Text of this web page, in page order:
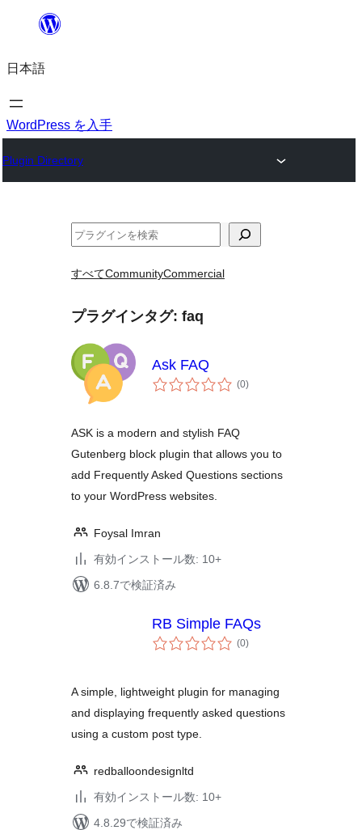
を
ス
キ
プ
日本語
WordPress を入手
Plugin Directory
検
すべてCommunityCommercial
プラグインタグ: faq
Ask FAQ
(0個
の)
ASK is a modern and stylish FAQ
Gutenberg block plugin that allows you to
add Frequently Asked Questions sections
to your WordPress websites.
Foysal Imran
有効インストール数: 10+
6.8.7で検証済み
RB Simple FAQs
(0個
の)
A simple, lightweight plugin for managing
and displaying frequently asked questions
using a custom post type.
redballoondesignltd
有効インストール数: 10+
4.8.29で検証済み